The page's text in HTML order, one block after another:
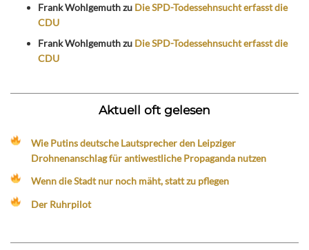
Frank Wohlgemuthzu Die SPD-Todessehnsucht erfasst die
CDU
Frank Wohlgemuthzu Die SPD-Todessehnsucht erfasst die
CDU
Aktuell oft gelesen
Wie Putins deutsche Lautsprecher den Leipziger
Drohnenanschlag für antiwestliche Propaganda nutzen
Wenn die Stadt nur noch mäht, statt zu pflegen
Der Ruhrpilot